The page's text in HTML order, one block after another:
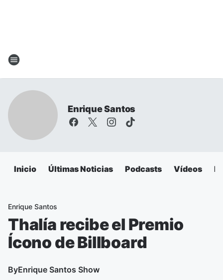
Enrique Santos
Inicio Últimas Noticias Podcasts Vídeos
Enrique Santos
Thalía recibe el Premio
Ícono de Billboard
ByEnrique Santos Show